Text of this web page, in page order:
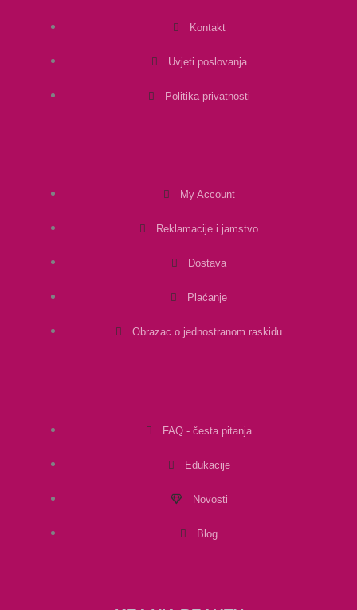
Kontakt
Uvjeti poslovanja
Politika privatnosti
My Account
Reklamacije i jamstvo
Dostava
Plaćanje
Obrazac o jednostranom raskidu
FAQ - česta pitanja
Edukacije
Novosti
Blog